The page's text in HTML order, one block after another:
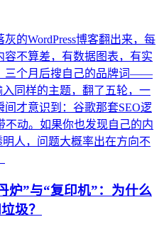
的WordPress博客翻出来，每
容不算差，有数据图表，有实
三个月后搜自己的品牌词——
入同样的主题，翻了五轮，一
才意识到：谷歌那套SEO逻
动。如果你也发现自己的内
明人，问题大概率出在方向不
炉”与“复印机”：为什么
圾？